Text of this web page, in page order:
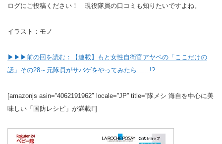
ログにご投稿ください！ 現役隊員の口コミも知りたいですよね。
イラスト：モノ
▶▶▶前の回を読む：【連載】もと女性自衛官アヤベの「ここだけの
話」その28～元隊員がサバゲをやってみたら……!?
[amazonjs asin=”4062191962″ locale=”JP” title=”隊メシ 海自を中心に美
味しい「国防レシピ」が満載!”]